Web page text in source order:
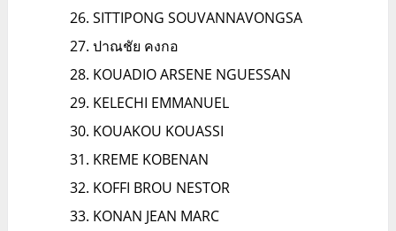
SITTIPONG SOUVANNAVONGSA
ปาณชัย คงกอ
KOUADIO ARSENE NGUESSAN
KELECHI EMMANUEL
KOUAKOU KOUASSI
KREME KOBENAN
KOFFI BROU NESTOR
KONAN JEAN MARC